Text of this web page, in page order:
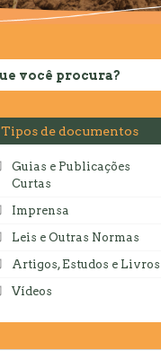
Tipos de documentos
Guias e Publicações
Curtas
Imprensa
Leis e Outras Normas
Artigos, Estudos e Livros
Vídeos